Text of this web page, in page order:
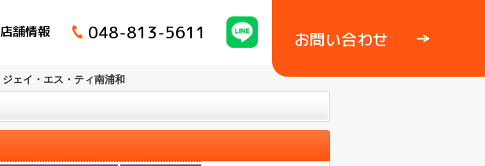
店舗情報 048-813-5611 お問い合わせ
ジェイ・エス・ティ南浦和